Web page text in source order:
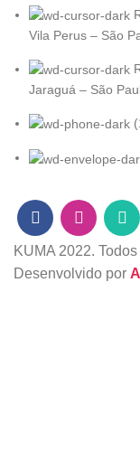
Vila Perus – São
Jaraguá – São
KUMA 2022.
Desenvolvido por